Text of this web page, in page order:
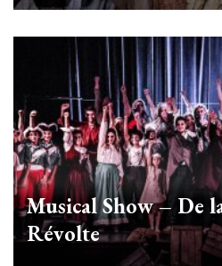
Musical Show – De
Révolte